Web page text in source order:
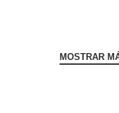
MOSTRAR